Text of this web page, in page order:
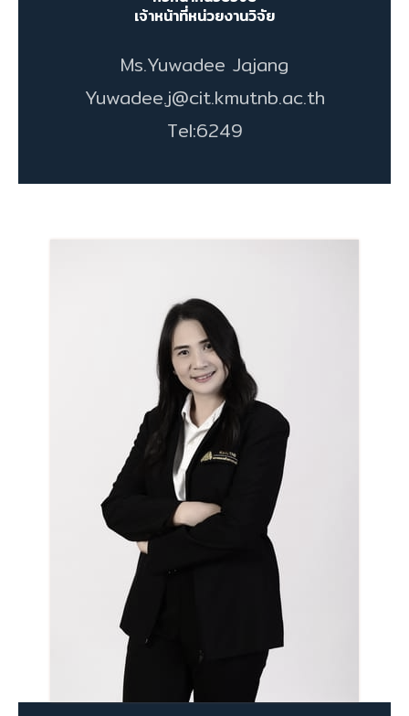
เจ้าหน้าที่หน่วยงานวิจัย
Ms.Yuwadee Jajang
Yuwadee.j@cit.kmutnb.ac.th
Tel:6249